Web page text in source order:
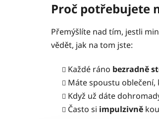
Proč potřebujete
Přemýšlíte nad tím, jestli
vědět, jak na tom jste:
Každé ráno bezradně
Máte spoustu oblečení,
Když už dáte
Často si impulzivně